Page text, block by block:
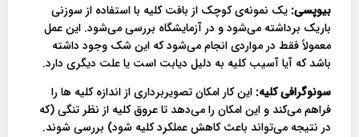
بیوپسی: یک نمونه‌ی کوچک از بافت کلیه با استفاده از سوزنی
باریک برداشته می‌شود و در آزمایشگاه بررسی می‌شود. این عمل
معمولاً فقط در مواردی انجام می‌شود که این شک وجود داشته
باشد که آیا آسیب کلیه به دلیل دیابت است یا علت دیگری دارد.
سونوگرافی کلیه: این کار امکان تصویربرداری از اندازه کلیه ها را
فراهم می‌کند و این امکان را می‌دهد تا عروق کلیه از نظر تنگی (که
در نتیجه می‌تواند باعث کاهش عملکرد کلیه شود) بررسی شوند.